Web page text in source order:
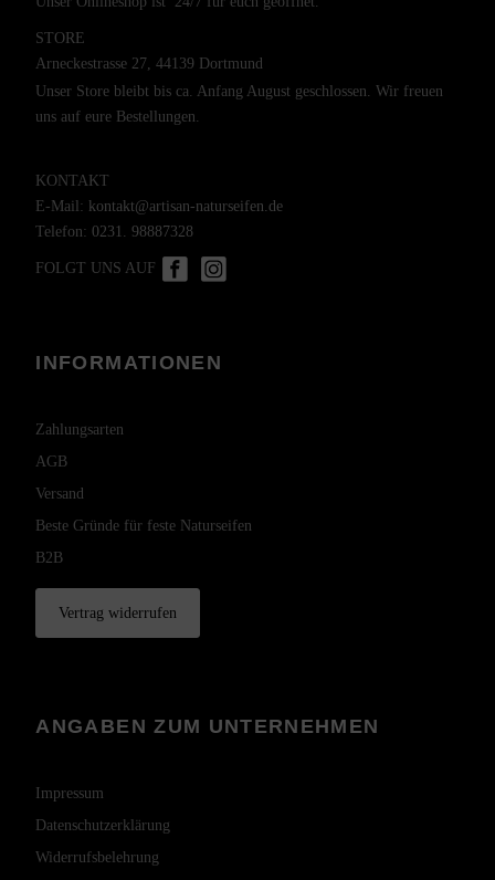
STORE
Arneckestrasse 27, 44139 Dortmund
Unser Store bleibt bis ca. Anfang August geschlossen. Wir freuen
uns auf eure Bestellungen.
KONTAKT
E-Mail: kontakt@artisan-naturseifen.de
Telefon:0231. 98887328
FOLGT UNS AUF
INFORMATIONEN
Zahlungsarten
AGB
Versand
Beste Gründe für feste Naturseifen
B2B
Vertrag widerrufen
ANGABEN ZUM UNTERNEHMEN
Impressum
Datenschutzerklärung
Widerrufsbelehrung